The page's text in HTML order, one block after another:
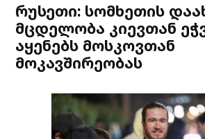
რუსეთი: სომხეთის
მცდელობა კიევთან
აყენებს მოსკოვთან
მოკავშირეობას